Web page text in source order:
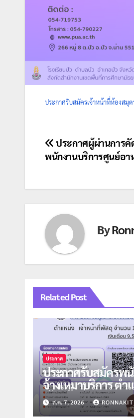
ประกาศรับสมัครเจ้าหน้าที่ห้องสมุ
แนะแนว
เรื่อง
ประกาศผู้ผ่านการคั
พนักงานบริการศูนย์อา
By
Related Post
ประกาศ
ประกาศรับสมัครพ
จ้างเหมาบริการ ตำ
เจ้าหน้าที่พัสดุ จำน
อัตรา
ส.ค. 7, 2026